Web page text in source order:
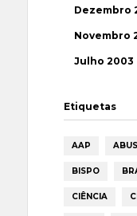
Dezembro
Novembro
Julho 2003
Etiquetas
AAP
BISPO
CIÊNCIA